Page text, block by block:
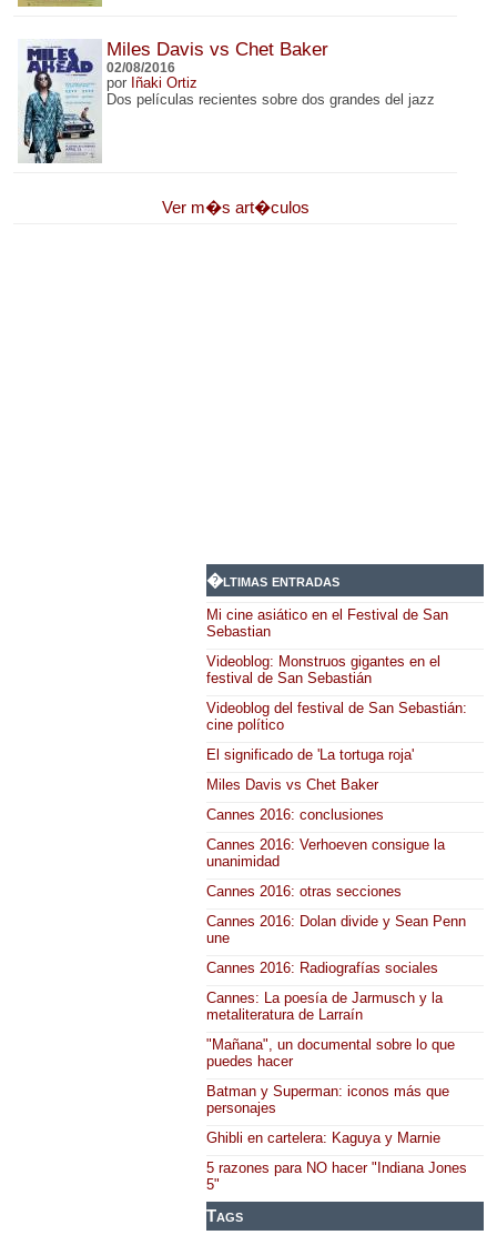
Miles Davis vs Chet Baker
02/08/2016
por Iñaki Ortiz
Dos películas recientes sobre dos grandes del jazz
Ver m�s art�culos
�ltimas entradas
Mi cine asiático en el Festival de San
Sebastian
Videoblog: Monstruos gigantes en el
festival de San Sebastián
Videoblog del festival de San Sebastián:
cine político
El significado de 'La tortuga roja'
Miles Davis vs Chet Baker
Cannes 2016: conclusiones
Cannes 2016: Verhoeven consigue la
unanimidad
Cannes 2016: otras secciones
Cannes 2016: Dolan divide y Sean Penn
une
Cannes 2016: Radiografías sociales
Cannes: La poesía de Jarmusch y la
metaliteratura de Larraín
"Mañana", un documental sobre lo que
puedes hacer
Batman y Superman: iconos más que
personajes
Ghibli en cartelera: Kaguya y Marnie
5 razones para NO hacer "Indiana Jones
5"
Tags